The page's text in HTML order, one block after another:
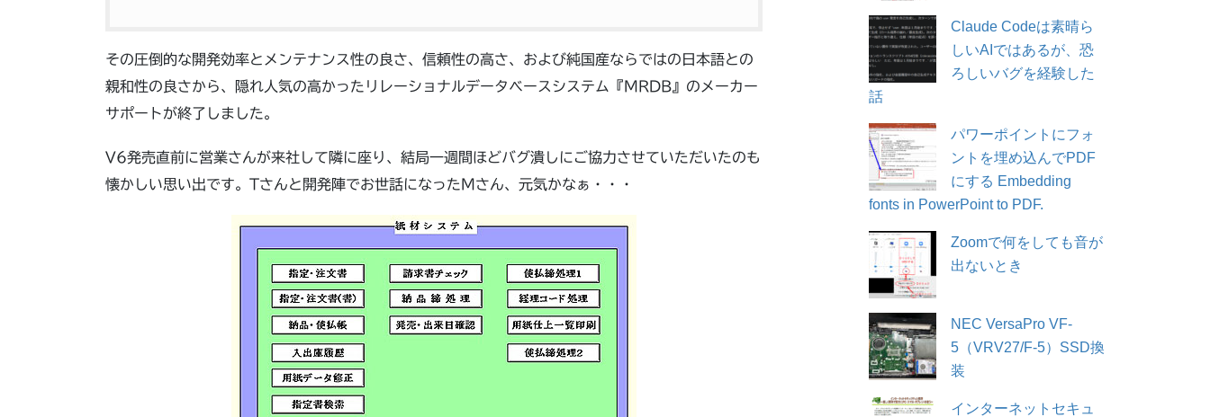
その圧倒的な開発効率とメンテナンス性の良さ、信頼性の高さ、および純国産ならではの日本語との
親和性の良さから、隠れ人気の高かったリレーショナルデータベースシステム『MRDB』のメーカー
サポートが終了しました。
V6発売直前に営業さんが来社して隣に座り、結局一週間ほどバグ潰しにご協力させていただいたのも
懐かしい思い出です。Tさんと開発陣でお世話になったMさん、元気かなぁ・・・
Claude Codeは素晴ら
しいAIではあるが、恐
ろしいバグを経験した
話
パワーポイントにフォ
ントを埋め込んでPDF
にする Embedding
fonts in PowerPoint to PDF.
Zoomで何をしても音が
出ないとき
NEC VersaPro VF-
5（VRV27/F-5）SSD換
装
インターネットセキュ